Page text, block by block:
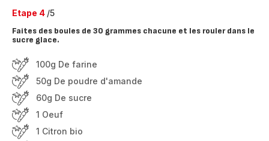
Etape 4 /5
Faites des boules de 30 grammes chacune et les rouler dans le
sucre glace.
100g De farine
50g De poudre d'amande
60g De sucre
1 Oeuf
1 Citron bio